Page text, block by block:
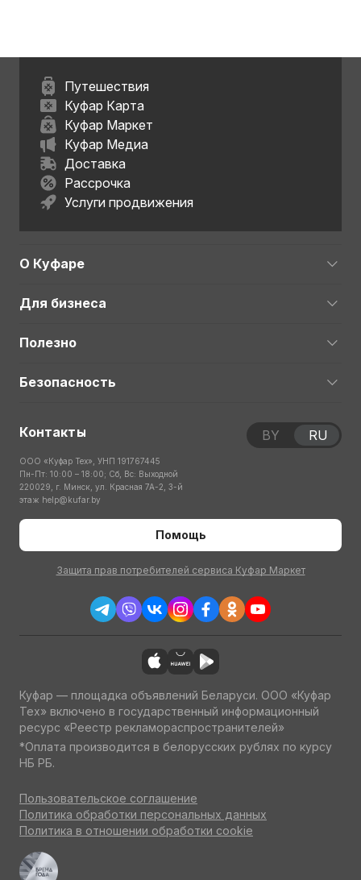
Путешествия
Куфар Карта
Куфар Маркет
Куфар Медиа
Доставка
Рассрочка
Услуги продвижения
О Куфаре
Для бизнеса
Полезно
Безопасность
Контакты
ООО «Куфар Тех», УНП 191767445
Пн-Пт: 10:00 – 18:00; Сб, Вс: Выходной
220029, г. Минск, ул. Красная 7А-2, 3-й
этаж help@kufar.by
Помощь
Защита прав потребителей сервиса Куфар Маркет
BY RU
Куфар — площадка объявлений Беларуси. ООО «Куфар
Тех» включено в государственный информационный
ресурс «Реестр рекламораспространителей»
*Оплата производится в белорусских рублях по курсу
НБ РБ.
Пользовательское соглашение
Политика обработки персональных данных
Политика в отношении обработки cookie